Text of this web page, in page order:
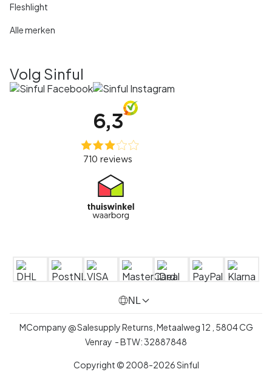
Fleshlight
Alle merken
Volg Sinful
NL
MCompany @ Salesupply Returns, Metaalweg 12 5804 CG
Venray - BTW:32887848
Copyright © 2008-2026 Sinful